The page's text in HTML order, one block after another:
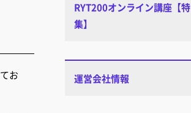
お
RYT200オンライン講座【特
集】
運営会社情報